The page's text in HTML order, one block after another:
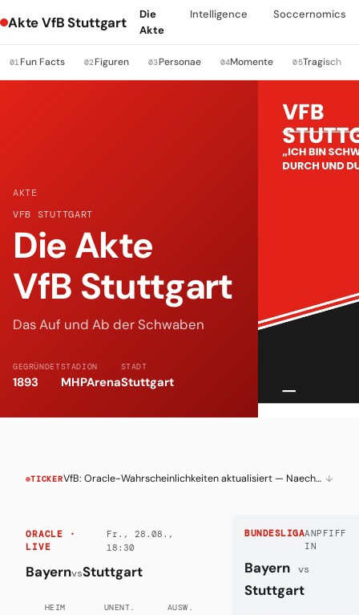
Akte VfB Stuttgart
Die
Akte
Intelligence Soccernomics
01 Fun Facts 02 Figuren 03Personae 04Momente 05Tragisch
AKTE
VFB STUTTGART
Die Akte
VfB Stuttgart
Das Auf und Ab der Schwaben
GEGRÜNDET
1893
STADION
MHPArena
STADT
Stuttgart
TICKER VfB: Oracle-Wahrscheinlichkeiten aktualisiert — Naechstes Spiel live verfolgen ↓
ORACLE ·
LIVE
Fr., 28.08.,
18:30
BayernvsStuttgart
HEIM UNENT. AUSW.
BUNDESLIGAANPFIFF
IN
Bayern vs
Stuttgart